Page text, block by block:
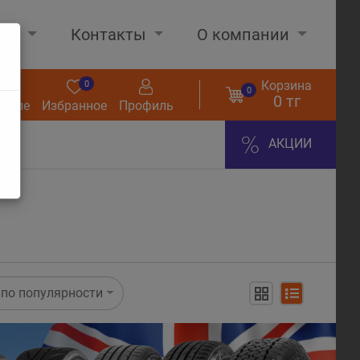
Контакты О компании
Избранное
0
Профиль
0 Корзина
0 тг
АКЦИИ
по популярности